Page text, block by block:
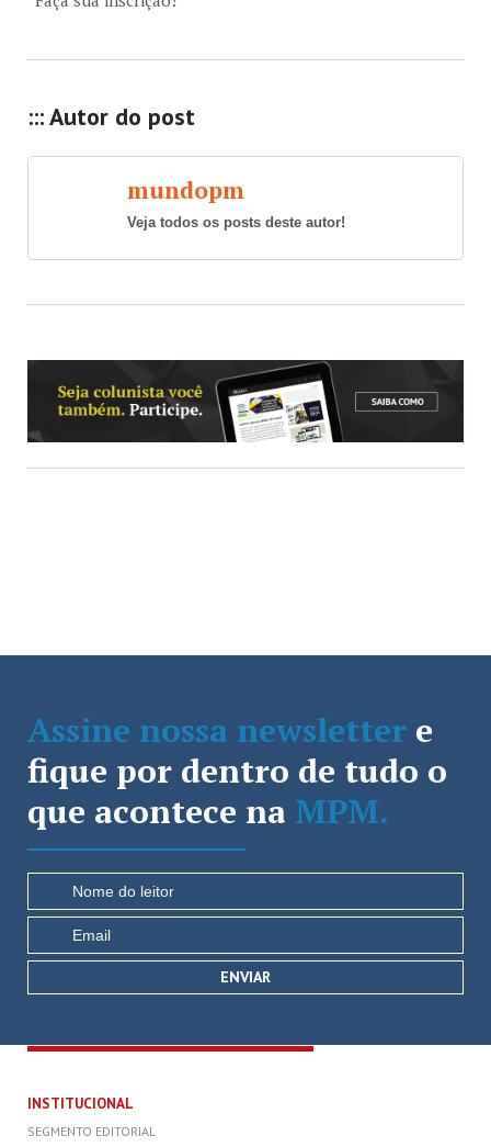
::: Autor do post
mundopm
Veja todos os posts deste autor!
Assine nossa newsletter e
fique por dentro de tudo o
que acontece na MPM.
INSTITUCIONAL
SEGMENTO EDITORIAL